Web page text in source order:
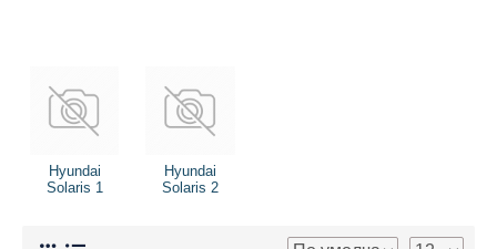
Hyundai
Solaris 1
Hyundai
Solaris 2